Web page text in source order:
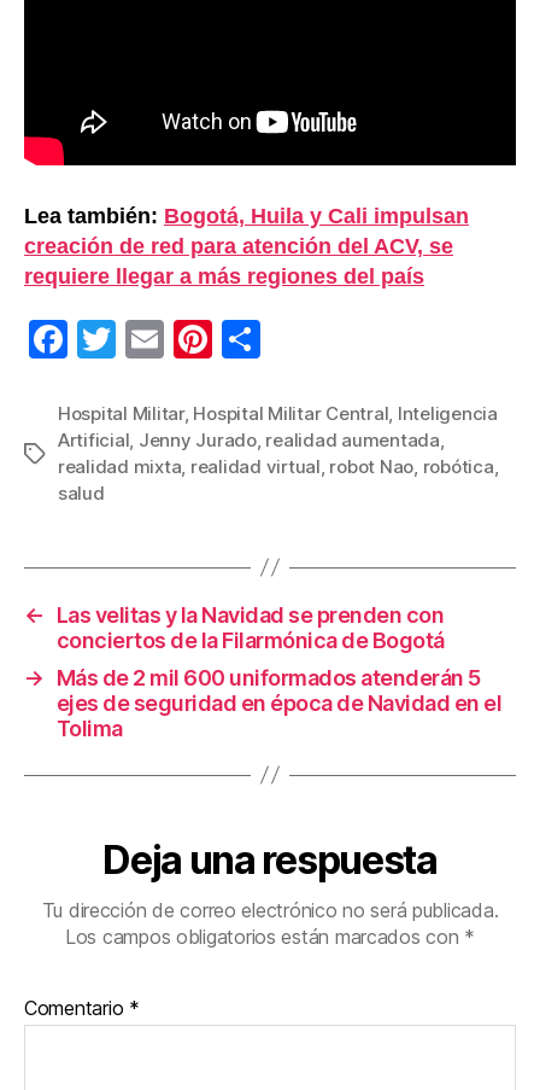
Lea también: Bogotá, Huila y Cali impulsan
creación de red para atención del ACV, se
requiere llegar a más regiones del país
F
c
e
b
o
k
T
tt
er
E
ail
Pi
er
e
m
p
Etiquetas
Hospital Militar, Hospital Militar Central Inteligencia
Artificial Jenny Jurado, realidad aumentada
realidad mixta realidad virtual robot Nao robótica
salud
←
Las velitas y la Navidad se prenden con
conciertos de la Filarmónica de Bogotá
→
Más de 2 mil 600 uniformados atenderán 5
ejes de seguridad en época de Navidad en el
Tolima
Deja una respuesta
Tu dirección de correo electrónico no será publicada.
Los campos obligatorios están marcados con *
Comentario *